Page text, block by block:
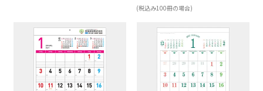
(税込み100冊の場合)